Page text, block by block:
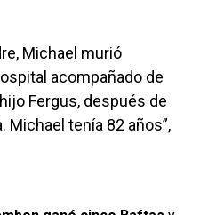
Michael murió
acompañado de
Fergus, después de
Michael tenía 82 años”,